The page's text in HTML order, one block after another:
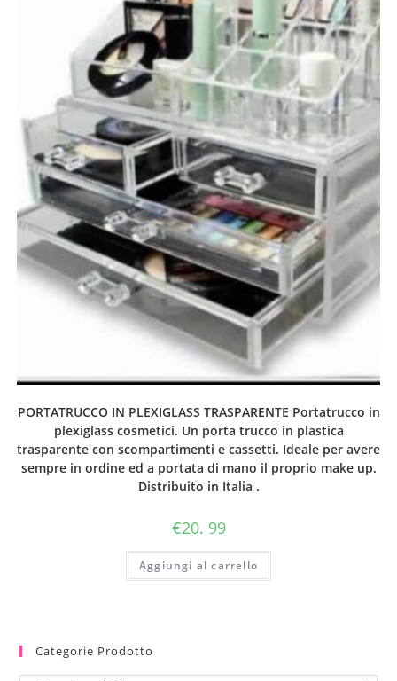
PORTATRUCCO IN PLEXIGLASS TRASPARENTE Portatrucco in
plexiglass cosmetici. Un porta trucco in plastica
trasparente con scompartimenti e cassetti. Ideale per avere
sempre in ordine ed a portata di mano il proprio make up.
Distribuito in Italia .
€20. 99
Aggiungi al carrello
Categorie Prodotto